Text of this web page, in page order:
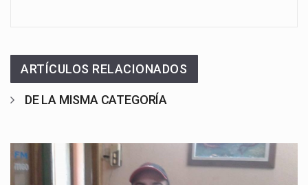
ARTÍCULOS RELACIONADOS
DE LA MISMA CATEGORÍA